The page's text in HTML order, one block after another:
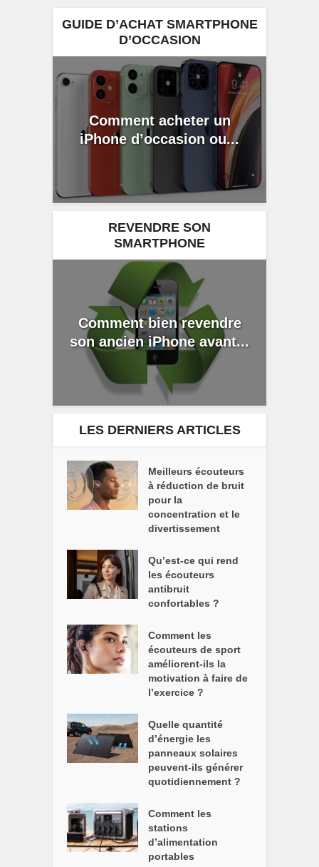
GUIDE D’ACHAT SMARTPHONE
D’OCCASION
Comment acheter un
iPhone d’occasion ou...
REVENDRE SON
SMARTPHONE
Comment bien revendre
son ancien iPhone avant...
LES DERNIERS ARTICLES
Meilleurs écouteurs
à réduction de bruit
pour la
concentration et le
divertissement
Qu’est-ce qui rend
les écouteurs
antibruit
confortables ?
Comment les
écouteurs de sport
améliorent-ils la
motivation à faire de
l’exercice ?
Quelle quantité
d’énergie les
panneaux solaires
peuvent-ils générer
quotidiennement ?
Comment les
stations
d’alimentation
portables